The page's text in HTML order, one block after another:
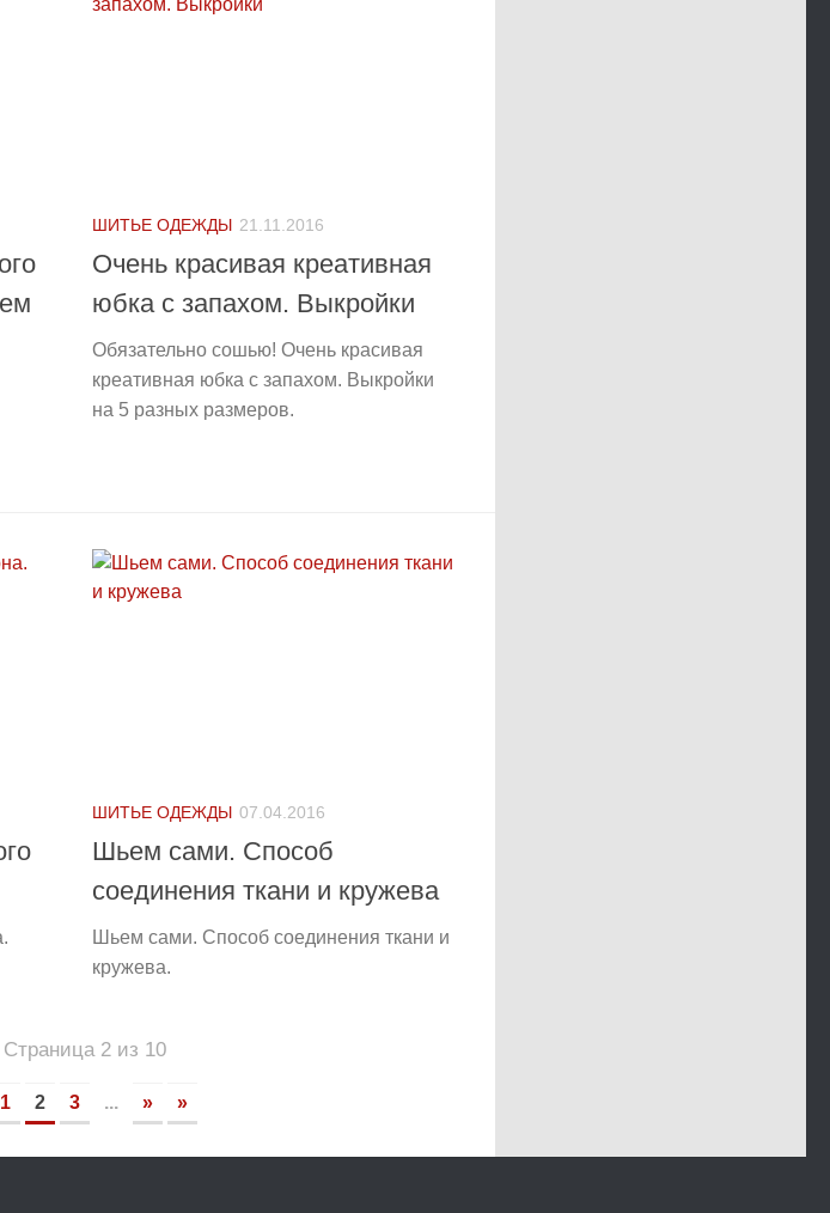
ШИТЬЕ ОДЕЖДЫ 21.11.2016
Очень красивая креативная
юбка с запахом. Выкройки
Обязательно сошью! Очень красивая
креативная юбка с запахом. Выкройки
на 5 разных размеров.
ШИТЬЕ ОДЕЖДЫ 07.04.2016
Шьем сами. Способ
соединения ткани и кружева
Шьем сами. Способ соединения ткани и
кружева.
Страница 2 из 10
1 2 3 ... » »